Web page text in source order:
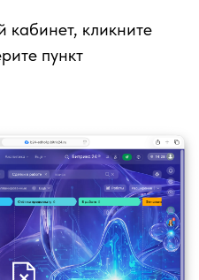
кабинет, кликните
пункт